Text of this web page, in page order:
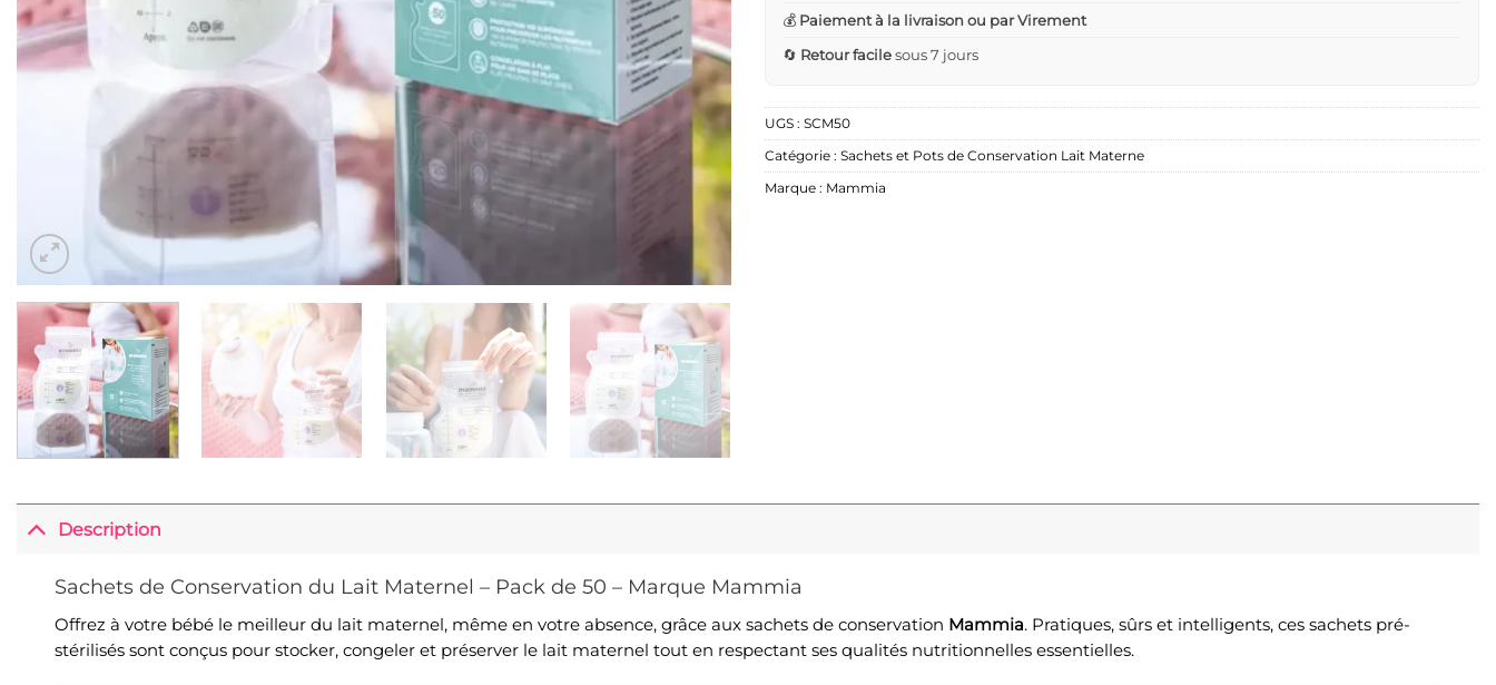
💰 Paiement à la livraison ou par Virement
🔄 Retour facilesous 7 jours
UGS : SCM50
Catégorie : Sachets et Pots de Conservation Lait Materne
Marque : Mammia
Description
Sachets de Conservation du Lait Maternel – Pack de 50 – Marque Mammia
Offrez à votre bébé le meilleur du lait maternel, même en votre absence, grâce aux sachets de conservation Mammia. Pratiques, sûrs et intelligents, ces sachets pré-
stérilisés sont conçus pour stocker, congeler et préserver le lait maternel tout en respectant ses qualités nutritionnelles essentielles.